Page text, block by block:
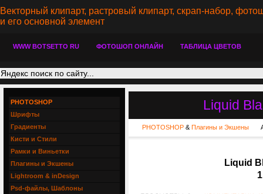
Векторный клипарт, растровый клипарт, скрап-набор,
и его основной элемент
WWW BOTSETTO RU ФОТОШОП ОНЛАЙН ТАБЛИЦА ЦВЕТОВ
Liquid
PHOTOSHOP & Плагины и Экшены
Liquid
PHOTOSHOP
Шрифты
Градиенты
Кисти и Стили
Рамки и Виньетки
Плагины и Экшены
Lightroom & inDesign
Psd-файлы, Шаблоны